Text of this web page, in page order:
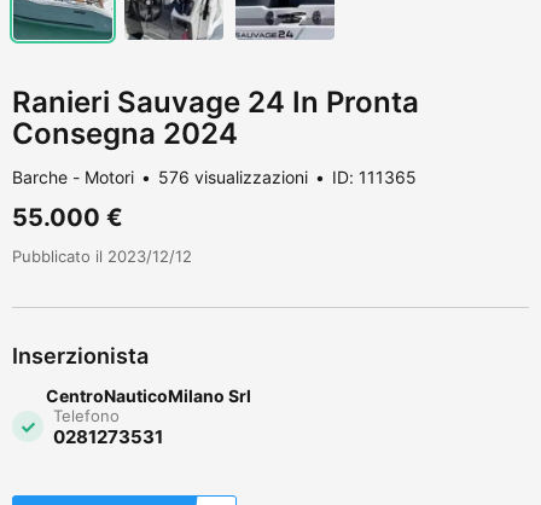
Ranieri Sauvage 24 In Pronta
Consegna 2024
Barche - Motori 576 visualizzazioni ID: 111365
55.000 €
Pubblicato il 2023/12/12
Inserzionista
CentroNauticoMilano Srl
Telefono
0281273531